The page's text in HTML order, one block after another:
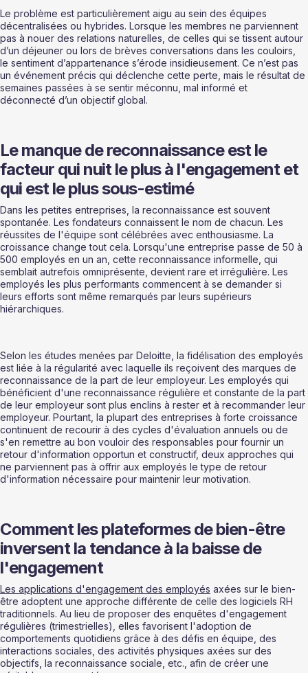
Le problème est particulièrement aigu au sein des équipes
décentralisées ou hybrides. Lorsque les membres ne parviennent
pas à nouer des relations naturelles, de celles qui se tissent autour
d’un déjeuner ou lors de brèves conversations dans les couloirs,
le sentiment d’appartenance s’érode insidieusement. Ce n’est pas
un événement précis qui déclenche cette perte, mais le résultat de
semaines passées à se sentir méconnu, mal informé et
déconnecté d’un objectif global.
Le manque de reconnaissance est le
facteur qui nuit le plus à l'engagement et
qui est le plus sous-estimé
Dans les petites entreprises, la reconnaissance est souvent
spontanée. Les fondateurs connaissent le nom de chacun. Les
réussites de l'équipe sont célébrées avec enthousiasme. La
croissance change tout cela. Lorsqu'une entreprise passe de 50 à
500 employés en un an, cette reconnaissance informelle, qui
semblait autrefois omniprésente, devient rare et irrégulière. Les
employés les plus performants commencent à se demander si
leurs efforts sont même remarqués par leurs supérieurs
hiérarchiques.
Selon les études menées par Deloitte, la fidélisation des employés
est liée à la régularité avec laquelle ils reçoivent des marques de
reconnaissance de la part de leur employeur. Les employés qui
bénéficient d'une reconnaissance régulière et constante de la part
de leur employeur sont plus enclins à rester et à recommander leur
employeur. Pourtant, la plupart des entreprises à forte croissance
continuent de recourir à des cycles d'évaluation annuels ou de
s'en remettre au bon vouloir des responsables pour fournir un
retour d'information opportun et constructif, deux approches qui
ne parviennent pas à offrir aux employés le type de retour
d'information nécessaire pour maintenir leur motivation.
Comment les plateformes de bien-être
inversent la tendance à la baisse de
l'engagement
Les applications d'engagement des employés axées sur le bien-
être adoptent une approche différente de celle des logiciels RH
traditionnels. Au lieu de proposer des enquêtes d'engagement
régulières (trimestrielles), elles favorisent l'adoption de
comportements quotidiens grâce à des défis en équipe, des
interactions sociales, des activités physiques axées sur des
objectifs, la reconnaissance sociale, etc., afin de créer une